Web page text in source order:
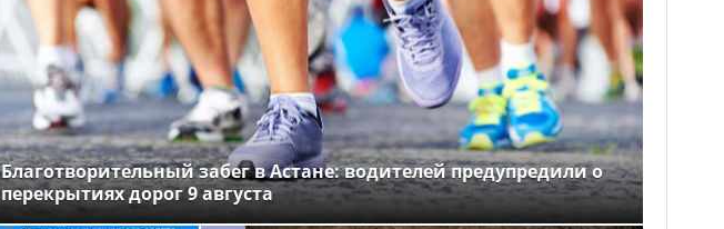
Благотворительный забег в Астане: водителей предупредили о
перекрытиях дорог 9 августа